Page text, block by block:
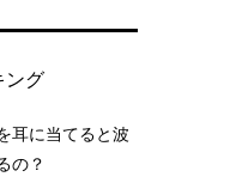
ング
耳に当てると波
の？